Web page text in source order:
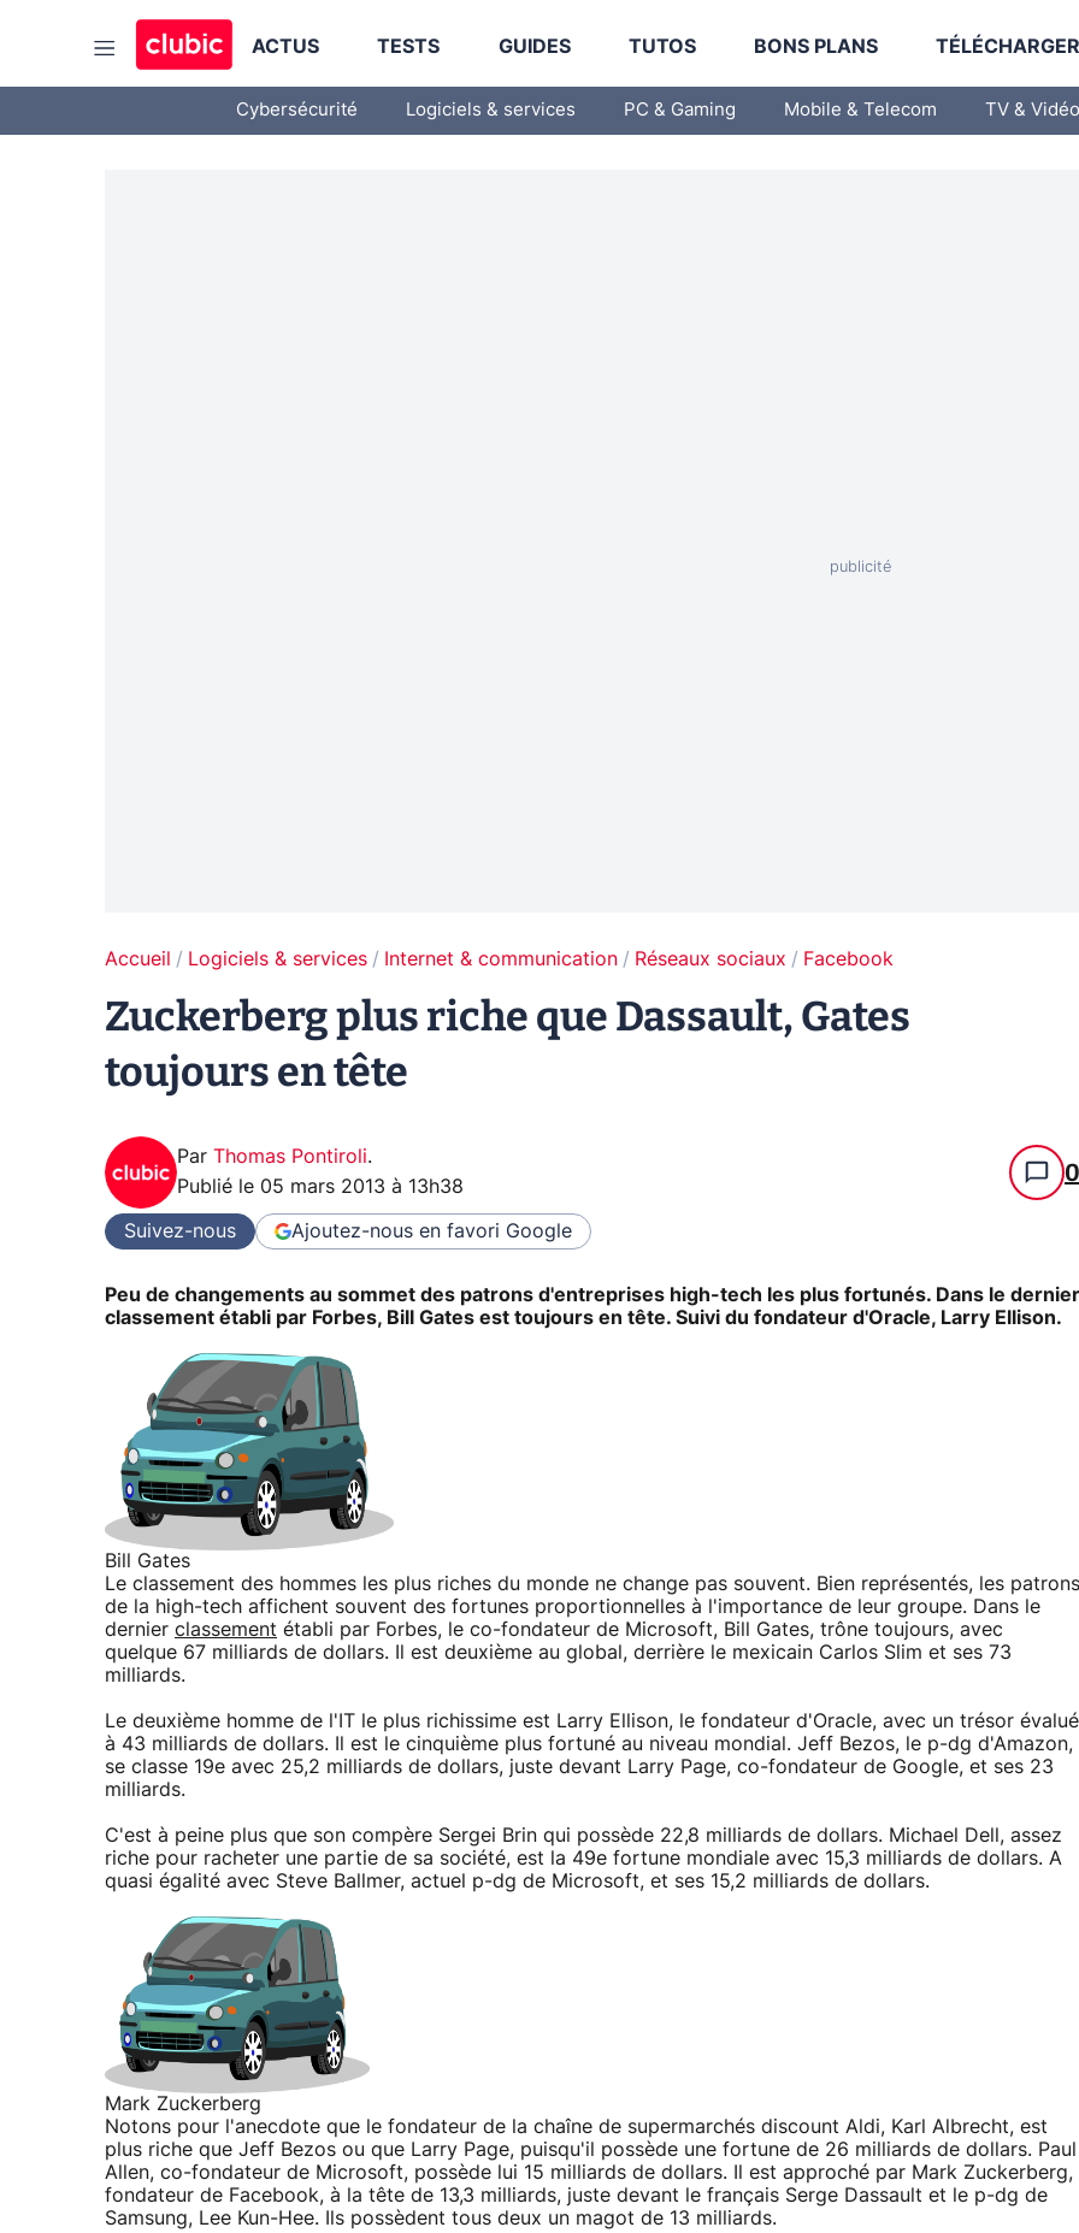
ACTUS TESTS GUIDES TUTOS BONS PLANS TÉLÉCHARGER
Cybersécurité Logiciels & services PC & Gaming Mobile & Telecom TV & Vidéo
Accueil Logiciels & services Internet & communication Réseaux sociaux Facebook
Zuckerberg plus riche que Dassault, Gates
toujours en tête
Par Thomas Pontiroli.
Publié le 05 mars 2013 à 13h38 0
Suivez-nous Ajoutez-nous en favori Google
Peu de changements au sommet des patrons d'entreprises high-tech les plus fortunés. Dans le dernier
classement établi par Forbes, Bill Gates est toujours en tête. Suivi du fondateur d'Oracle, Larry Ellison.
Bill Gates
Le classement des hommes les plus riches du monde ne change pas souvent. Bien représentés, les patrons
de la high-tech affichent souvent des fortunes proportionnelles à l'importance de leur groupe. Dans le
dernier classement établi par Forbes, le co-fondateur de Microsoft, Bill Gates, trône toujours, avec
quelque 67 milliards de dollars. Il est deuxième au global, derrière le mexicain Carlos Slim et ses 73
milliards.
Le deuxième homme de l'IT le plus richissime est Larry Ellison, le fondateur d'Oracle, avec un trésor évalué
à 43 milliards de dollars. Il est le cinquième plus fortuné au niveau mondial. Jeff Bezos, le p-dg d'Amazon,
se classe 19e avec 25,2 milliards de dollars, juste devant Larry Page, co-fondateur de Google, et ses 23
milliards.
C'est à peine plus que son compère Sergei Brin qui possède 22,8 milliards de dollars. Michael Dell, assez
riche pour racheter une partie de sa société, est la 49e fortune mondiale avec 15,3 milliards de dollars. A
quasi égalité avec Steve Ballmer, actuel p-dg de Microsoft, et ses 15,2 milliards de dollars.
Mark Zuckerberg
Notons pour l'anecdote que le fondateur de la chaîne de supermarchés discount Aldi, Karl Albrecht, est
plus riche que Jeff Bezos ou que Larry Page, puisqu'il possède une fortune de 26 milliards de dollars. Paul
Allen, co-fondateur de Microsoft, possède lui 15 milliards de dollars. Il est approché par Mark Zuckerberg,
fondateur de Facebook, à la tête de 13,3 milliards, juste devant le français Serge Dassault et le p-dg de
Samsung, Lee Kun-Hee. Ils possèdent tous deux un magot de 13 milliards.